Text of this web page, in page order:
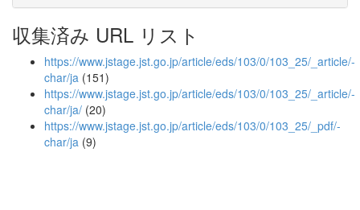
収集済み URL リスト
https://www.jstage.jst.go.jp/article/eds/103/0/103_25/_article/-
char/ja (151)
https://www.jstage.jst.go.jp/article/eds/103/0/103_25/_article/-
char/ja/ (20)
https://www.jstage.jst.go.jp/article/eds/103/0/103_25/_pdf/-
char/ja (9)